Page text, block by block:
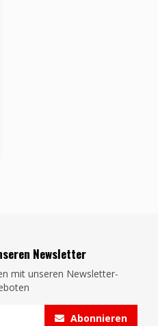
Newsletter
mit unseren Newsletter-
Abonnieren